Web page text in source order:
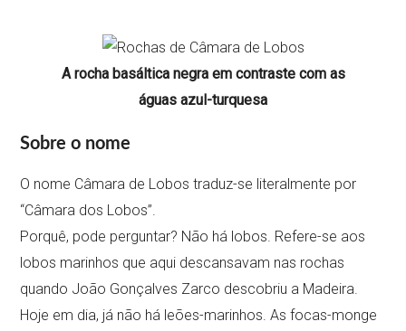
A rocha basáltica negra em contraste com as
águas azul-turquesa
Sobre o nome
O nome Câmara de Lobos traduz-se literalmente por
“Câmara dos Lobos”.
Porquê, pode perguntar? Não há lobos. Refere-se aos
lobos marinhos que aqui descansavam nas rochas
quando João Gonçalves Zarco descobriu a Madeira.
Hoje em dia, já não há leões-marinhos. As focas-monge